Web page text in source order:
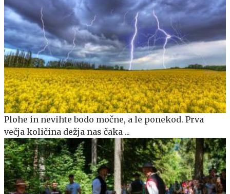
Plohe in nevihte bodo močne, a le ponekod. Prva
večja količina dežja nas čaka ...